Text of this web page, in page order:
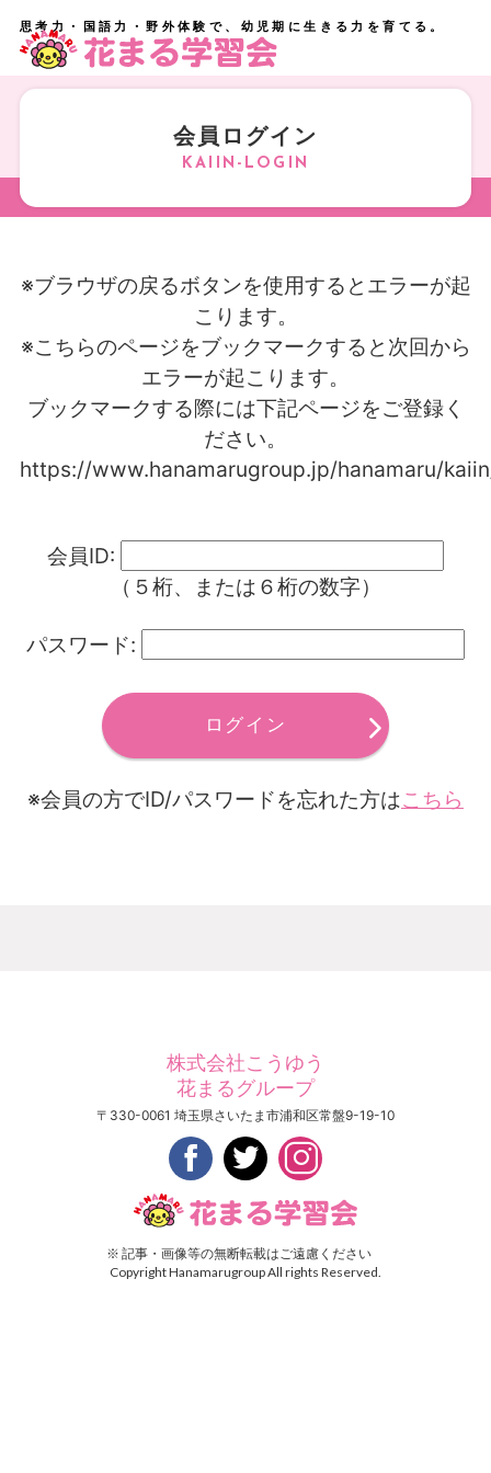
思考力・国語力・野外体験で、幼児期に生きる力を育てる。
会員ログイン
※ブラウザの戻るボタンを使用するとエラーが起
こります。
※こちらのページをブックマークすると次回から
エラーが起こります。
ブックマークする際には下記ページをご登録く
ださい。
https://www.hanamarugroup.jp/hanamaru/
会員ID:
（５桁、または６桁の数字）
パスワード:
ログイン
※会員の方でID/パスワードを忘れた方はこちら
株式会社こうゆう
花まるグループ
〒330-0061 埼玉県さいたま市浦和区常盤9-19-10
  
※ 記事・画像等の無断転載はご遠慮ください
Copyright Hanamarugroup All rights Reserved.